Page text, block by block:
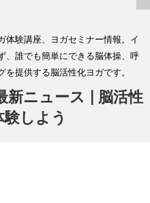
体験講座、ヨガセミナー情報。イ
、誰でも簡単にできる脳体操、呼
提供する脳活性化ヨガです。
新ニュース | 脳活性
しよう